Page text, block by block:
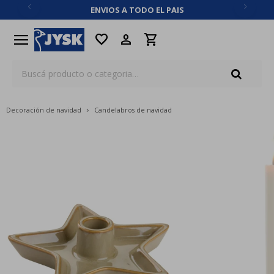
ENVIOS A TODO EL PAIS
menu favorite
Decoración de navidad Candelabros de navidad
close